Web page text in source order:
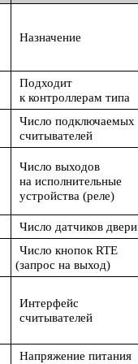
Назначение
Подходит
к контроллерам типа
Число подключаемых
считывателей
Число выходов
на исполнительные
устройства (реле)
Число датчиков двери
Число кнопок RTE
(запрос на выход)
Интерфейс
считывателей
Напряжение питания